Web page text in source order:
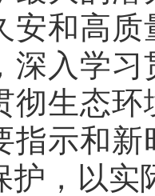
安和高
深入学
彻生态
指示和
护，以实